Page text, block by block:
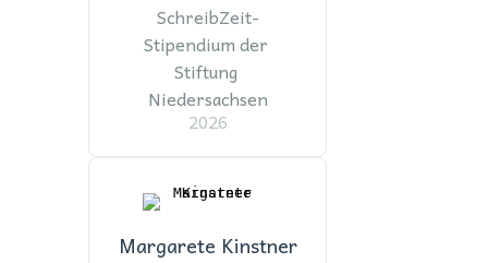
SchreibZeit-
Stipendium der
Stiftung
Niedersachsen
2026
Margarete Kinstner